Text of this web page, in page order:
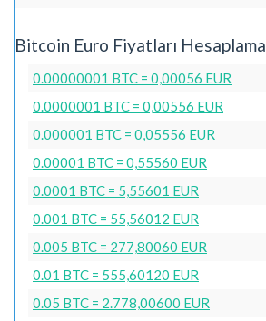
Bitcoin Euro Fiyatları Hesaplama
0.00000001 BTC = 0,00056 EUR
0.0000001 BTC = 0,00556 EUR
0.000001 BTC = 0,05556 EUR
0.00001 BTC = 0,55560 EUR
0.0001 BTC = 5,55601 EUR
0.001 BTC = 55,56012 EUR
0.005 BTC = 277,80060 EUR
0.01 BTC = 555,60120 EUR
0.05 BTC = 2.778,00600 EUR